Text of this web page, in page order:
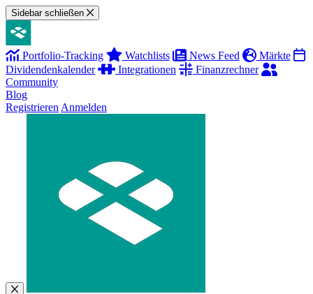
Sidebar schließen
Portfolio-Tracking Watchlists News Feed
Märkte
Dividendenkalender
Integrationen
Finanzrechner
Community
Blog
Registrieren Anmelden